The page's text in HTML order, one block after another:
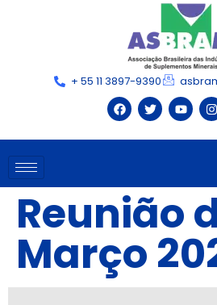
+ 55 11 3897-9390
Reunião
Março